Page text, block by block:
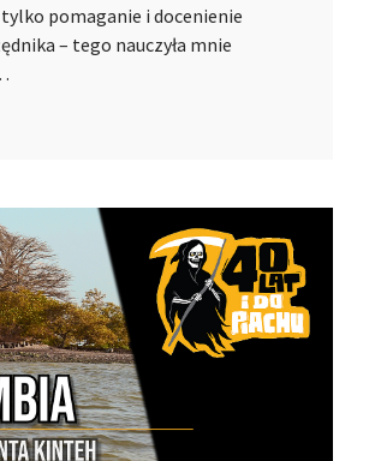
pomaganie i docenienie
– tego nauczyła mnie